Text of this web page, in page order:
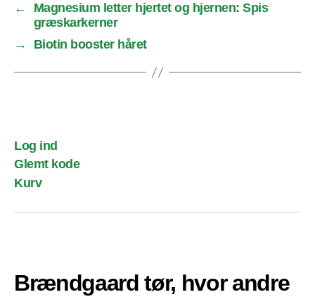
←
Magnesium letter hjertet og hjernen: Spis
græskarkerner
→
Biotin booster håret
Log ind
Glemt kode
Kurv
Brændgaard tør, hvor andre